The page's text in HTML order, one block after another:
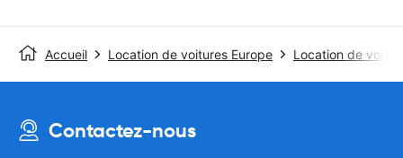
Accueil Location de voitures Europe Location de
Contactez-nous